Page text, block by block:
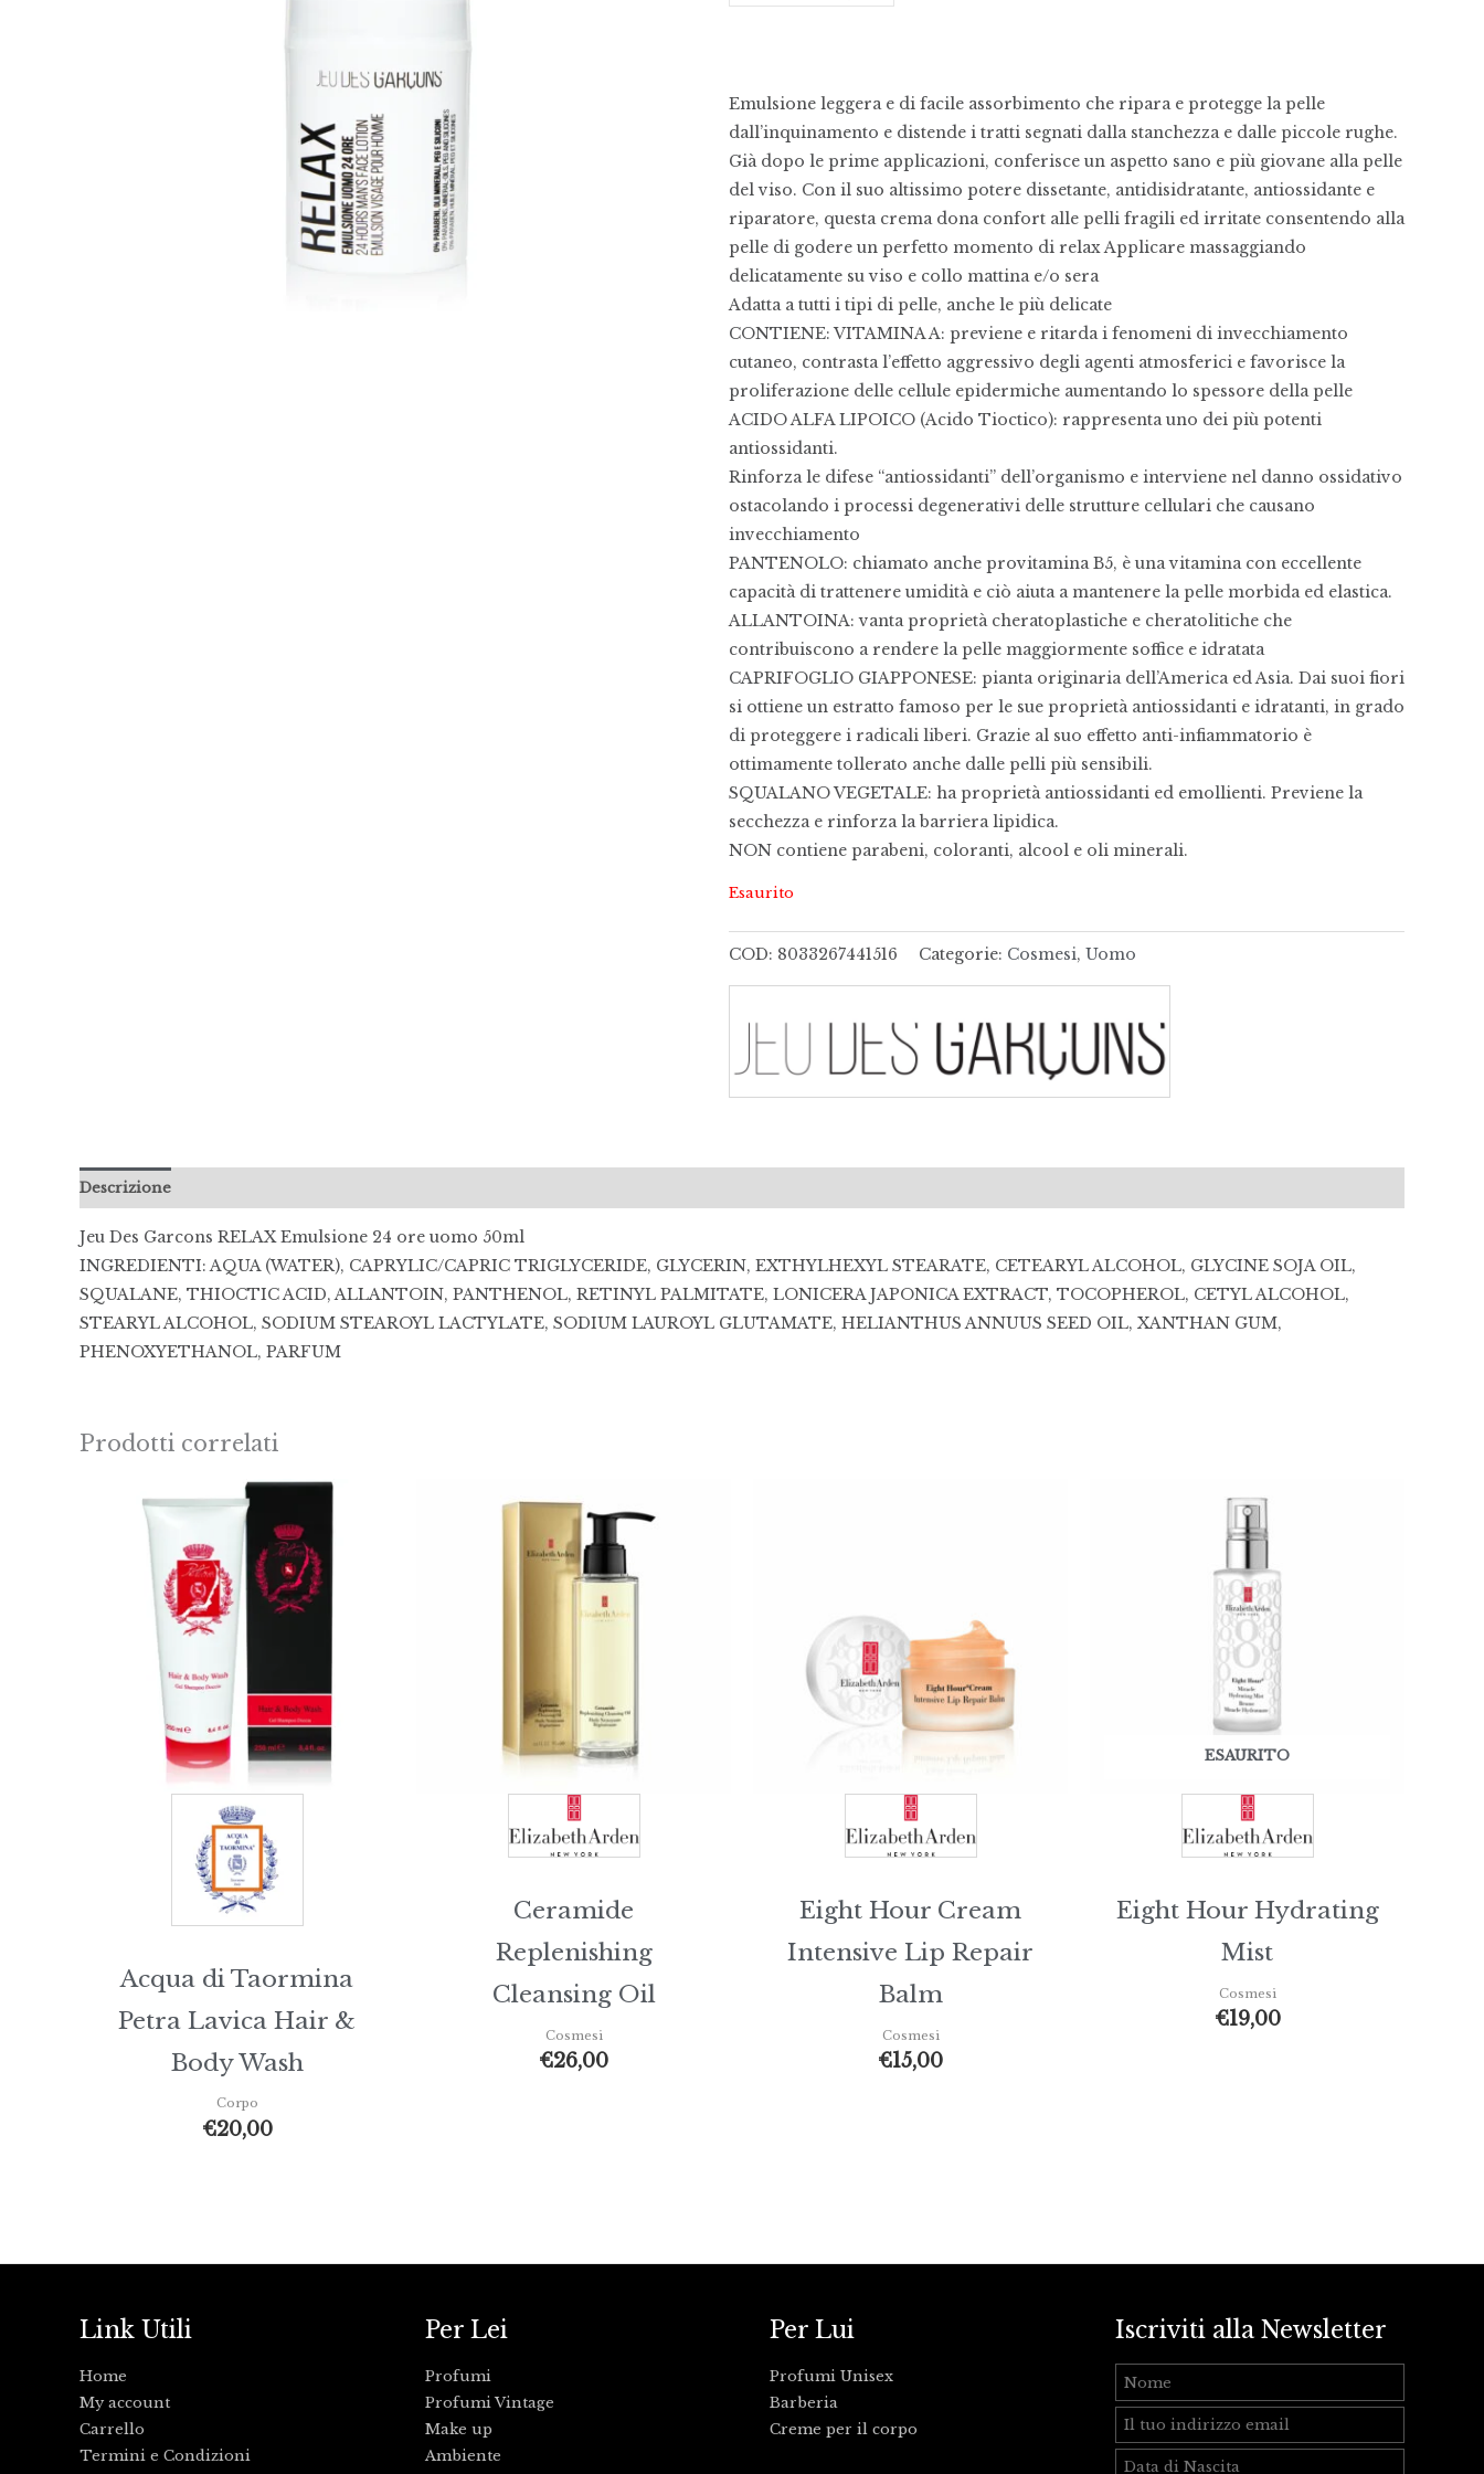
Emulsione leggera e di facile assorbimento che ripara e protegge la pelle
dall’inquinamento e distende i tratti segnati dalla stanchezza e dalle piccole rughe.
Già dopo le prime applicazioni, conferisce un aspetto sano e più giovane alla pelle
del viso. Con il suo altissimo potere dissetante, antidisidratante, antiossidante e
riparatore, questa crema dona confort alle pelli fragili ed irritate consentendo alla
pelle di godere un perfetto momento di relax Applicare massaggiando
delicatamente su viso e collo mattina e/o sera
Adatta a tutti i tipi di pelle, anche le più delicate
CONTIENE: VITAMINA A: previene e ritarda i fenomeni di invecchiamento
cutaneo, contrasta l’effetto aggressivo degli agenti atmosferici e favorisce la
proliferazione delle cellule epidermiche aumentando lo spessore della pelle
ACIDO ALFA LIPOICO (Acido Tioctico): rappresenta uno dei più potenti
antiossidanti.
Rinforza le difese “antiossidanti” dell’organismo e interviene nel danno ossidativo
ostacolando i processi degenerativi delle strutture cellulari che causano
invecchiamento
PANTENOLO: chiamato anche provitamina B5, è una vitamina con eccellente
capacità di trattenere umidità e ciò aiuta a mantenere la pelle morbida ed elastica.
ALLANTOINA: vanta proprietà cheratoplastiche e cheratolitiche che
contribuiscono a rendere la pelle maggiormente soffice e idratata
CAPRIFOGLIO GIAPPONESE: pianta originaria dell’America ed Asia. Dai suoi fiori
si ottiene un estratto famoso per le sue proprietà antiossidanti e idratanti, in grado
di proteggere i radicali liberi. Grazie al suo effetto anti-infiammatorio è
ottimamente tollerato anche dalle pelli più sensibili.
SQUALANO VEGETALE: ha proprietà antiossidanti ed emollienti. Previene la
secchezza e rinforza la barriera lipidica.
NON contiene parabeni, coloranti, alcool e oli minerali.
Esaurito
COD: 8033267441516 Categorie: Cosmesi, Uomo
Descrizione
Jeu Des Garcons RELAX Emulsione 24 ore uomo 50ml
INGREDIENTI: AQUA (WATER), CAPRYLIC/CAPRIC TRIGLYCERIDE, GLYCERIN, EXTHYLHEXYL STEARATE, CETEARYL ALCOHOL, GLYCINE SOJA OIL,
SQUALANE, THIOCTIC ACID, ALLANTOIN, PANTHENOL, RETINYL PALMITATE, LONICERA JAPONICA EXTRACT, TOCOPHEROL, CETYL ALCOHOL,
STEARYL ALCOHOL, SODIUM STEAROYL LACTYLATE, SODIUM LAUROYL GLUTAMATE, HELIANTHUS ANNUUS SEED OIL, XANTHAN GUM,
PHENOXYETHANOL, PARFUM
Prodotti correlati
Acqua di Taormina
Petra Lavica Hair &
Body Wash
Corpo
€20,00
Ceramide
Replenishing
Cleansing Oil
Cosmesi
€26,00
Eight Hour Cream
Intensive Lip Repair
Balm
Cosmesi
€15,00
ESAURITO
Eight Hour Hydrating
Mist
Cosmesi
€19,00
Link Utili
Home
My account
Carrello
Termini e Condizioni
Per Lei
Profumi
Profumi Vintage
Make up
Ambiente
Per Lui
Profumi Unisex
Barberia
Creme per il corpo
Iscriviti alla Newsletter